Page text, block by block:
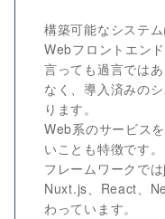
構築可能なシステ
Webフロントエン
言っても過言では
なく、導入済みの
ります。
Web系のサービス
いことも特徴です。
フレームワークで
Nuxt.js、React、
わっています。